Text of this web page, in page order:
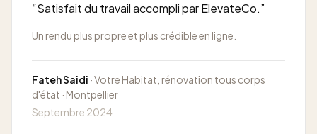
“Satisfait du travail accompli par ElevateCo.”
Un rendu plus propre et plus crédible en ligne.
Fateh Saidi · Votre Habitat, rénovation tous corps
d'état · Montpellier
Septembre 2024